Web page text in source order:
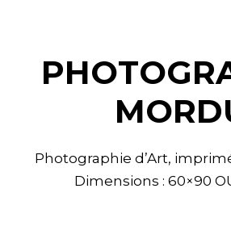
Photographie d’Art,
Dimensions : 60×90